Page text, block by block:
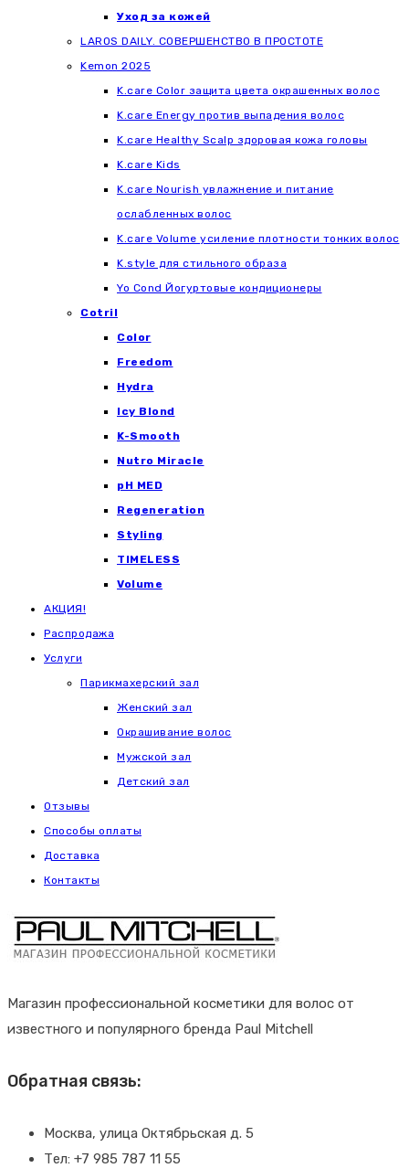
Уход за кожей
LAROS DAILY. СОВЕРШЕНСТВО В ПРОСТОТЕ
Kemon 2025
K.care Color защита цвета окрашенных волос
K.care Energy против выпадения волос
K.care Healthy Scalp здоровая кожа головы
K.care Kids
K.care Nourish увлажнение и питание
ослабленных волос
K.care Volume усиление плотности тонких волос
K.style для стильного образа
Yo Cond Йогуртовые кондиционеры
Cotril
Color
Freedom
Hydra
Icy Blond
K-Smooth
Nutro Miracle
pH MED
Regeneration
Styling
TIMELESS
Volume
АКЦИЯ!
Распродажа
Услуги
Парикмахерский зал
Женский зал
Окрашивание волос
Мужской зал
Детский зал
Отзывы
Способы оплаты
Доставка
Контакты
Магазин профессиональной косметики для волос от
известного и популярного бренда Paul Mitchell
Обратная связь:
Москва, улица Октябрьская д. 5
Тел: +7 985 787 11 55